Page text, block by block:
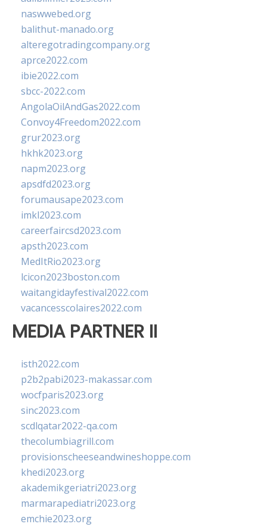
naswwebed.org
balithut-manado.org
alteregotradingcompany.org
aprce2022.com
ibie2022.com
sbcc-2022.com
AngolaOilAndGas2022.com
Convoy4Freedom2022.com
grur2023.org
hkhk2023.org
napm2023.org
apsdfd2023.org
forumausape2023.com
imkl2023.com
careerfaircsd2023.com
apsth2023.com
MedItRio2023.org
lcicon2023boston.com
waitangidayfestival2022.com
vacancesscolaires2022.com
MEDIA PARTNER II
isth2022.com
p2b2pabi2023-makassar.com
wocfparis2023.org
sinc2023.com
scdlqatar2022-qa.com
thecolumbiagrill.com
provisionscheeseandwineshoppe.com
khedi2023.org
akademikgeriatri2023.org
marmarapediatri2023.org
emchie2023.org